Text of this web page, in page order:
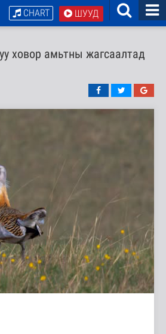
ШУУД
CHART
ховор амьтны жагсаалтад